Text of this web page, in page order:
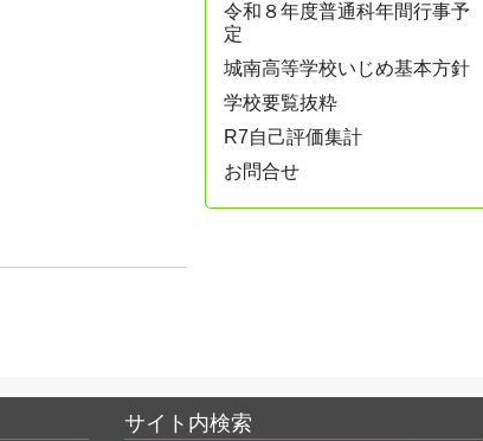
令和８年度普通科年間行事予
定
城南高等学校いじめ基本方針
学校要覧抜粋
R7自己評価集計
お問合せ
サイト内検索